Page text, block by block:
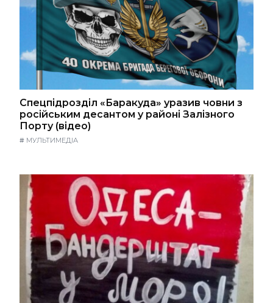
Спецпідрозділ «Баракуда» уразив човни з
російським десантом у районі Залізного
Порту (відео)
# МУЛЬТИМЕДІА